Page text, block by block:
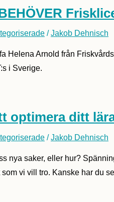
/Jakob Dehnisch
Helena Arnold från
i Sverige.
optimera ditt
/Jakob Dehnisch
nya saker, eller hur?
vi vill tro. Kanske har du